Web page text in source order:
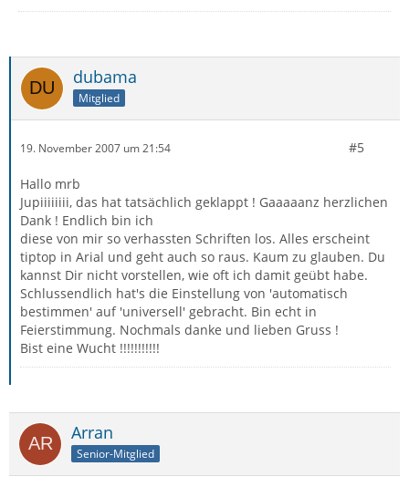
dubama
Mitglied
19. November 2007 um 21:54 #5
Hallo mrb
Jupiiiiiiii, das hat tatsächlich geklappt ! Gaaaaanz herzlichen
Dank ! Endlich bin ich
diese von mir so verhassten Schriften los. Alles erscheint
tiptop in Arial und geht auch so raus. Kaum zu glauben. Du
kannst Dir nicht vorstellen, wie oft ich damit geübt habe.
Schlussendlich hat's die Einstellung von 'automatisch
bestimmen' auf 'universell' gebracht. Bin echt in
Feierstimmung. Nochmals danke und lieben Gruss !
Bist eine Wucht !!!!!!!!!!!
Arran
Senior-Mitglied